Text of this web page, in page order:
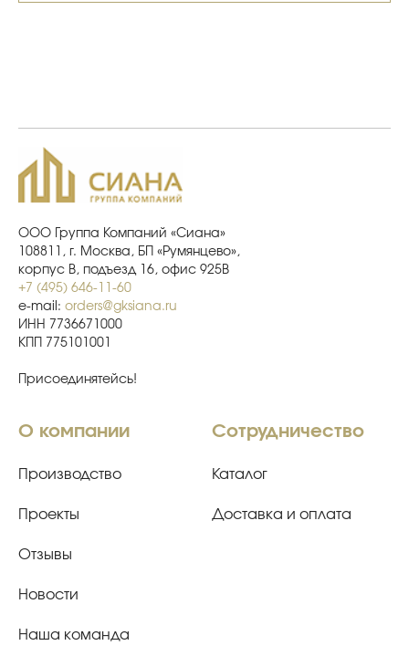
ООО Группа Компаний «Сиана»
108811, г. Москва, БП «Румянцево»,
корпус В, подъезд 16, офис 925В
+7 (495) 646-11-60
e-mail: orders@gksiana.ru
ИНН 7736671000
КПП 775101001
Присоединятейсь!
О компании
Производство
Проекты
Отзывы
Новости
Наша команда
Сотрудничество
Каталог
Доставка и оплата